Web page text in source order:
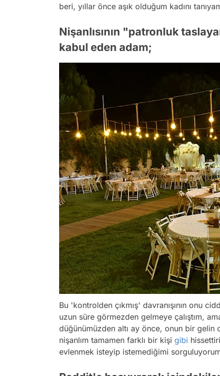
beri, yıllar önce aşık olduğum kadını
Nişanlısının "patronluk
kabul eden adam;
Bu 'kontrolden çıkmış' davranışının onu
uzun süre görmezden gelmeye çalıştım,
düğünümüzden altı ay önce, onun bir gelin
nişanlım tamamen farklı bir kişi gibi
evlenmek isteyip istemediğimi